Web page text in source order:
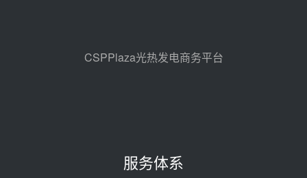
前天 08-05 14:48
2026-2029年熔盐介质框架协议
CSPPlaza光热发电商务平台
服务体系